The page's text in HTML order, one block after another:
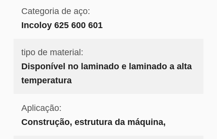
Categoria de aço:
Incoloy 625 600 601
tipo de material:
Disponível no laminado e laminado a alta
temperatura
Aplicação:
Construção, estrutura da máquina,